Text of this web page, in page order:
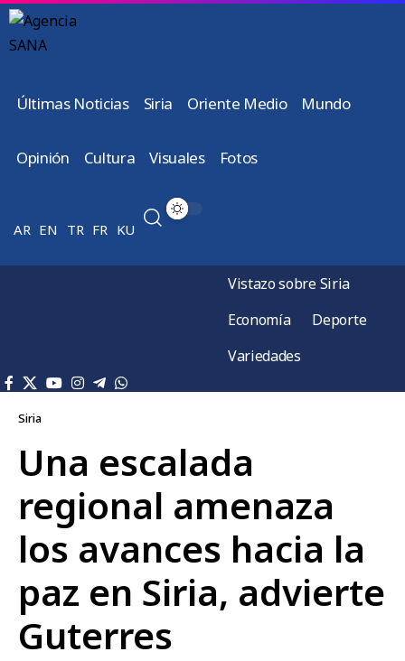
Últimas Noticias Siria Oriente Medio Mundo
Opinión Cultura Visuales Fotos
AR EN TR FR KU
Vistazo sobre Siria
Economía
Deporte
Variedades
Siria
Una escalada
regional amenaza
los avances hacia la
paz en Siria, advierte
Guterres